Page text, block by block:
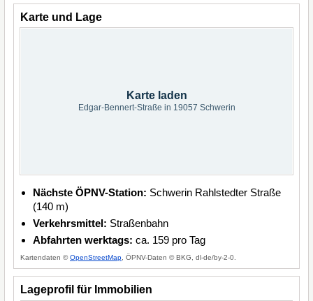
Karte und Lage
Karte laden
Edgar-Bennert-Straße in 19057 Schwerin
Nächste ÖPNV-Station: Schwerin Rahlstedter Straße
(140 m)
Verkehrsmittel: Straßenbahn
Abfahrten werktags: ca. 159 pro Tag
Kartendaten ©OpenStreetMap , ÖPNV-Daten © BKG, dl-de/by-2-0.
Lageprofil für Immobilien